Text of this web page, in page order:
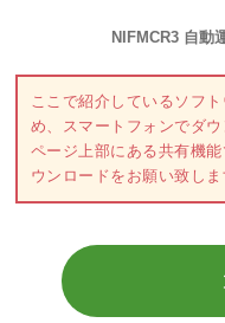
NIFMCR3 自動
ここで紹介しているソフ
め、スマートフォンでダ
ページ上部にある共有機
ウンロードをお願い致しま